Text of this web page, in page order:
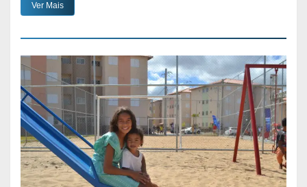
Ver Mais